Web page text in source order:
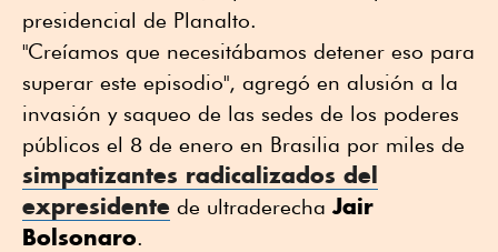
presidencial de Planalto.
"Creíamos que necesitábamos detener eso para
superar este episodio", agregó en alusión a la
invasión y saqueo de las sedes de los poderes
públicos el 8 de enero en Brasilia por miles de
simpatizantes radicalizados del
expresidente de ultraderecha Jair
Bolsonaro.